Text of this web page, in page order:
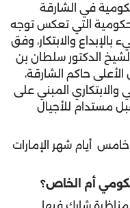
في الشارقة
التي تعكس توجه
والابتكار، وفق
الدكتور سلطان بن
حاكم الشارقة،
والابتكاري المبني على
مستدام للأجيال
أيام شهر الإمارات
أم الخاص؟